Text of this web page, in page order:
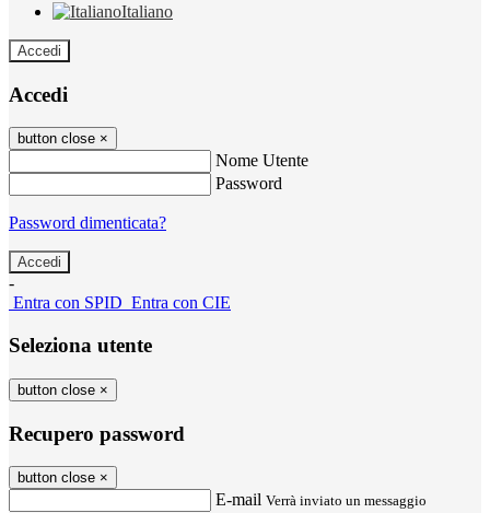
Italiano
Accedi
Accedi
button close ×
Nome Utente
Password
Password dimenticata?
-
Entra con SPID Entra con CIE
Seleziona utente
button close ×
Recupero password
button close ×
E-mail Verrà inviato un messaggio